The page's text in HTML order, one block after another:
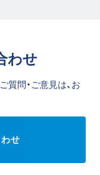
わせ
問・ご意見は、お
せ